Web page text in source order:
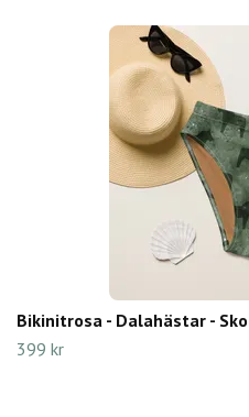
Bikinitrosa - Dalahästar -
399 kr